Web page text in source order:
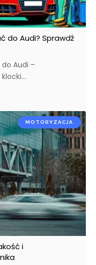
do Audi? Sprawdź
Audi –
…
MOTORYZACJA
i